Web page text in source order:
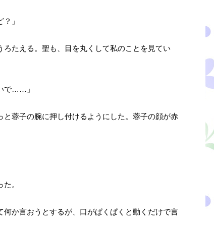
」
たえる。聖も、目を丸くして私のことを見てい
で……」
蓉子の腕に押し付けるようにした。蓉子の顔が赤
。
か言おうとするが、口がぱくぱくと動くだけで言